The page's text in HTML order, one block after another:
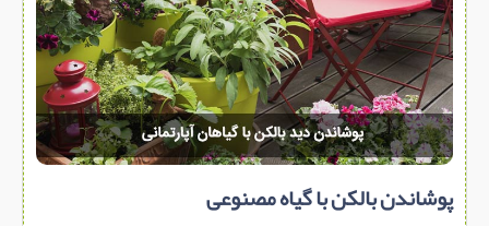
پوشاندن بالکن با گیاه مصنوعی